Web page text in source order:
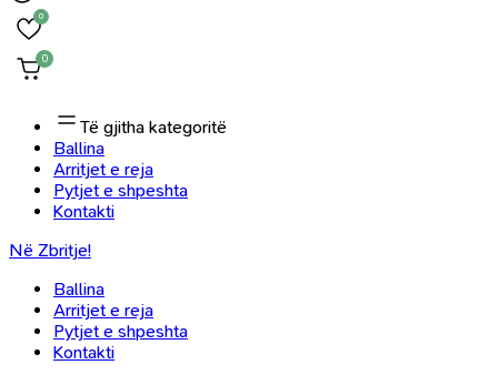
0
0
Të gjitha kategoritë
Ballina
Arritjet e reja
Pytjet e shpeshta
Kontakti
Në Zbritje!
Ballina
Arritjet e reja
Pytjet e shpeshta
Kontakti